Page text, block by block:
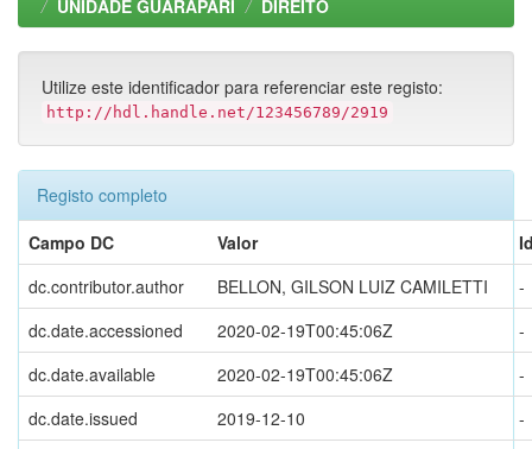
UNIDADE GUARAPARI
DIREITO
Utilize este identificador para referenciar este registo:
http://hdl.handle.net/123456789/2919
Registo completo
Campo DC
Valor
dc.contributor.author
BELLON, GILSON LUIZ CAMILETTI
-
dc.date.accessioned
2020-02-19T00:45:06Z
-
dc.date.available
2020-02-19T00:45:06Z
-
dc.date.issued
2019-12-10
-